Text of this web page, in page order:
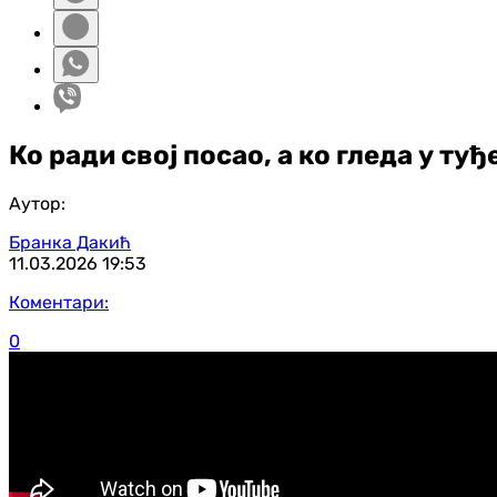
Ко ради свој посао, а ко гледа у
Аутор:
Бранка Дакић
11.03.2026 19:53
Коментари:
0